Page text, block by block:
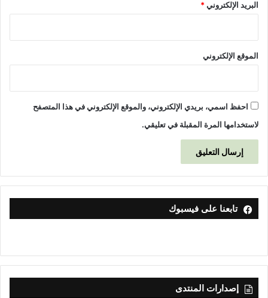
البريد الإلكتروني*
الموقع الإلكتروني
احفظ اسمي، بريدي الإلكتروني، والموقع الإلكتروني في هذا المتصفح
لاستخدامها المرة المقبلة في تعليقي.
تابعنا على فيسبوك
إصدارات المنتدى